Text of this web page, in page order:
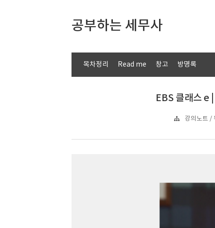
공부하는 세무사
목차정리 Read me 창고 방명록
EBS 클래스 e
강의노트 /